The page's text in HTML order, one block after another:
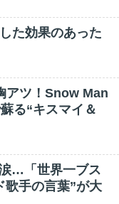
た効果のあった
アツ！Snow Man
る“キスマイ＆
…「世界一ブス
歌手の言葉”が大